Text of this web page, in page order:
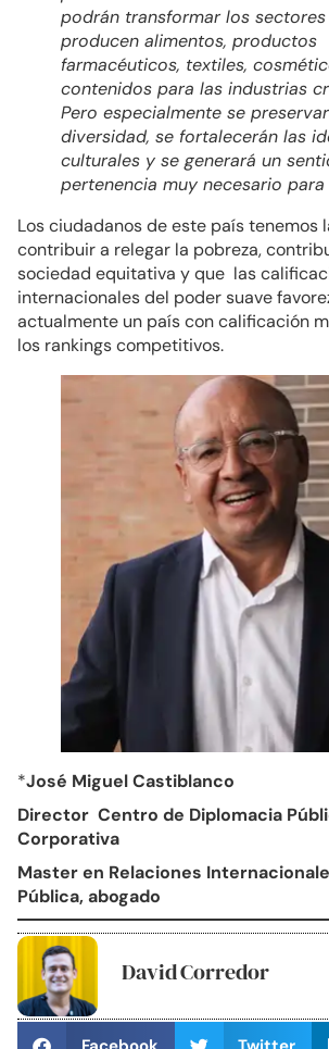
podrán transformar los
producen alimentos, productos
farmacéuticos, textiles,
contenidos para las industrias
Pero especialmente se
diversidad, se fortalecerán las
culturales y se generará un
pertenencia muy necesario para
Los ciudadanos de este país tenemos
contribuir a relegar la pobreza,
sociedad equitativa y que las
internacionales del poder suave
actualmente un país con calificación
los rankings competitivos.
*José Miguel Castiblanco
Director Centro de Diplomacia
Corporativa
Master en Relaciones
Pública, abogado
David Corredor